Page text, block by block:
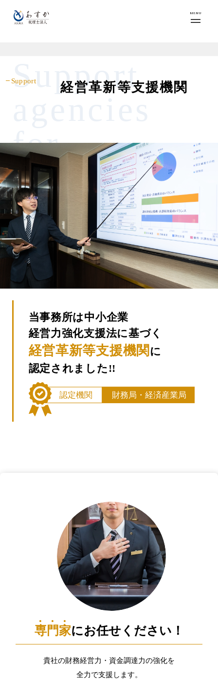
MENU
Support
Support
for
business
innovation
経営革新等支援機関
当事務所は中小企業
経営力強化支援法に基づく
経営革新等支援機関 に
認定されました!!​
認定機関 財務局・経済産業局
専門家にお任せください！
貴社の財務経営力・資金調達力の強化を
全力で支援します。